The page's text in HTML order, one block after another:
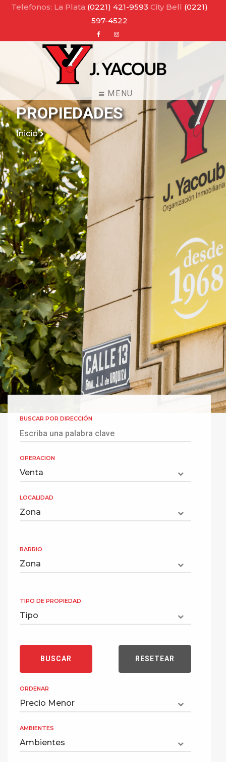
Telefonos: La Plata (0221) 421-9593 City Bell (0221)
597-4522
FacebookInstagram
MENU
PROPIEDADES
Inicio
BUSCAR POR DIRECCIÓN
OPERACION
LOCALIDAD
BARRIO
TIPO DE PROPIEDAD
ORDENAR
AMBIENTES